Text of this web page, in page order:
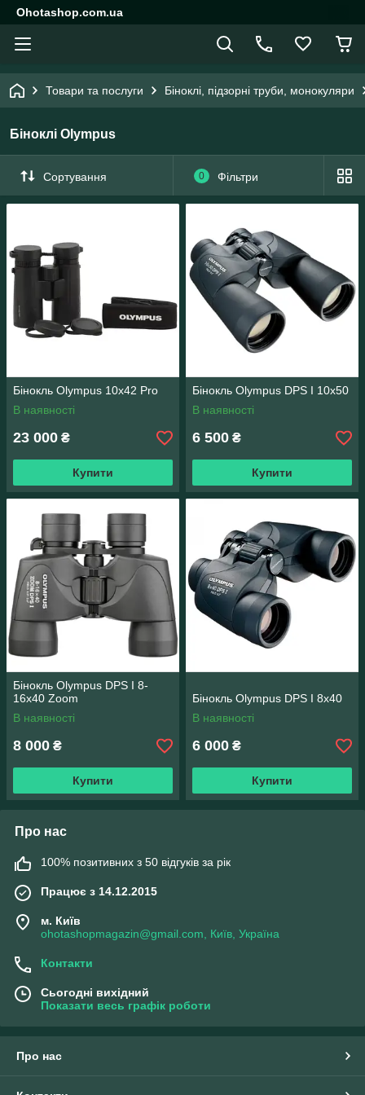
Ohotashop.com.ua
Товари та послуги Біноклі, підзорні труби, монокуляри
Біноклі Olympus
Сортування 0 Фільтри
Бінокль Olympus 10х42 Pro
В наявності
23 000 ₴
Купити
Бінокль Olympus DPS I 10x50
В наявності
6 500 ₴
Купити
Бінокль Olympus DPS I 8-
16x40 Zoom
В наявності
8 000 ₴
Купити
Бінокль Olympus DPS I 8x40
В наявності
6 000 ₴
Купити
Про нас
100% позитивних з 50 відгуків за рік
Працює з 14.12.2015
м. Київ
ohotashopmagazin@gmail.com, Київ, Україна
Контакти
Сьогодні вихідний
Показати весь графік роботи
Про нас